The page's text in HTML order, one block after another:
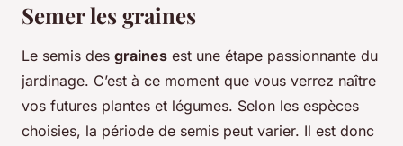
Semer les graines
Le semis des graines est une étape passionnante du
jardinage. C’est à ce moment que vous verrez naître
vos futures plantes et légumes. Selon les espèces
choisies, la période de semis peut varier. Il est donc